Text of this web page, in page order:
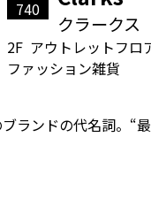
740
クラークス
2F アウトレットフロ
ファッション雑貨
ランドの代名詞。“